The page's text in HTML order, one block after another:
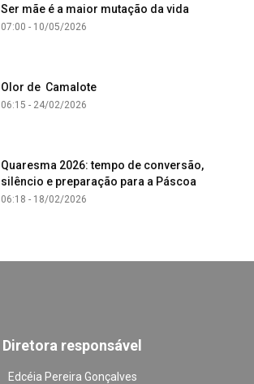
Ser mãe é a maior mutação da vida
07:00 - 10/05/2026
Olor de Camalote
06:15 - 24/02/2026
Quaresma 2026: tempo de conversão,
silêncio e preparação para a Páscoa
06:18 - 18/02/2026
Diretora responsável
Edcéia Pereira Gonçalves